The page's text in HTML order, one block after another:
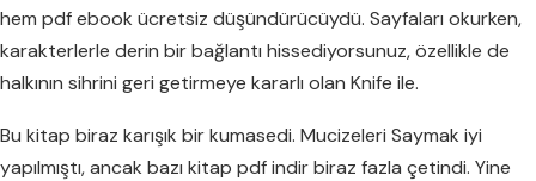
hem pdf ebook ücretsiz düşündürücüydü. Sayfaları okurken,
karakterlerle derin bir bağlantı hissediyorsunuz, özellikle de
halkının sihrini geri getirmeye kararlı olan Knife ile.
Bu kitap biraz karışık bir kumasedi. Mucizeleri Saymak iyi
yapılmıştı, ancak bazı kitap pdf indir biraz fazla çetindi. Yine